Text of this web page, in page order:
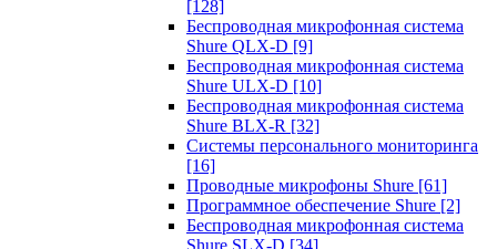
[128]
Беспроводная микрофонная система
Shure QLX-D [9]
Беспроводная микрофонная система
Shure ULX-D [10]
Беспроводная микрофонная система
Shure BLX-R [32]
Системы персонального мониторинга
[16]
Проводные микрофоны Shure [61]
Программное обеспечение Shure [2]
Беспроводная микрофонная система
Shure SLX-D [34]